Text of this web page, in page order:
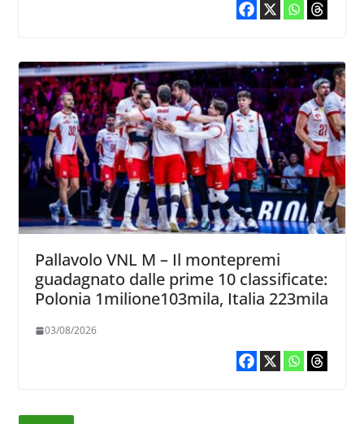
Pallavolo VNL M – Il montepremi
guadagnato dalle prime 10 classificate:
Polonia 1milione103mila, Italia 223mila
03/08/2026